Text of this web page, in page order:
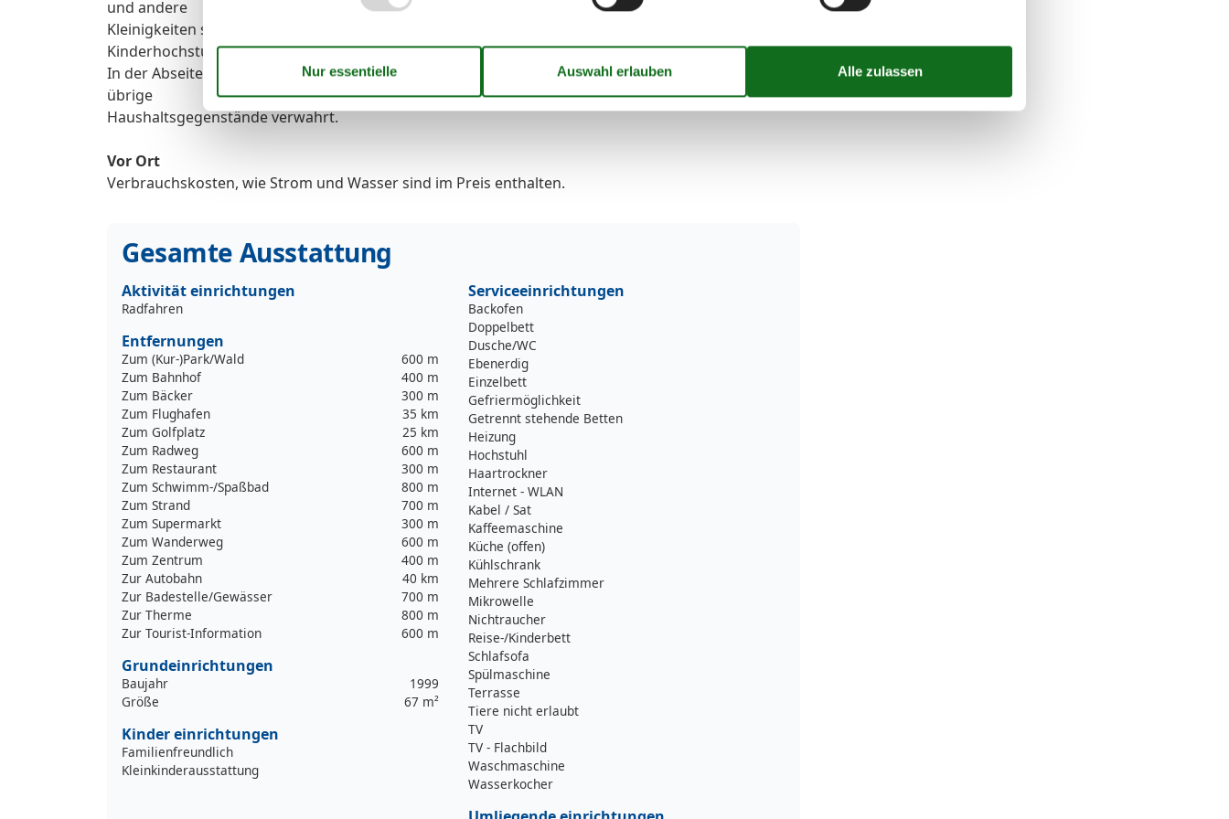
und andere
Kleinigkeiten sowie eine Garderobe und Kleiderhaken für Kinder. In dieser Nische steht auch der
Kinderhochstuhl.
In der Abseite hinter dem Vorhang werden Stühle und Liegen, sowie Reinigungsmaterialien und
übrige
Haushaltsgegenstände verwahrt.
Vor Ort
Verbrauchskosten, wie Strom und Wasser sind im Preis enthalten.
Gesamte Ausstattung
Aktivität einrichtungen
Radfahren
Entfernungen
Zum (Kur-)Park/Wald
600 m
Zum Bahnhof
400 m
Zum Bäcker
300 m
Zum Flughafen
35 km
Zum Golfplatz
25 km
Zum Radweg
600 m
Zum Restaurant
300 m
Zum Schwimm-/Spaßbad
800 m
Zum Strand
700 m
Zum Supermarkt
300 m
Zum Wanderweg
600 m
Zum Zentrum
400 m
Zur Autobahn
40 km
Zur Badestelle/Gewässer
700 m
Zur Therme
800 m
Zur Tourist-Information
600 m
Grundeinrichtungen
Baujahr
1999
Größe
67 m²
Kinder einrichtungen
Familienfreundlich
Kleinkinderausstattung
Serviceeinrichtungen
Backofen
Doppelbett
Dusche/WC
Ebenerdig
Einzelbett
Gefriermöglichkeit
Getrennt stehende Betten
Heizung
Hochstuhl
Haartrockner
Internet - WLAN
Kabel / Sat
Kaffeemaschine
Küche (offen)
Kühlschrank
Mehrere Schlafzimmer
Mikrowelle
Nichtraucher
Reise-/Kinderbett
Schlafsofa
Spülmaschine
Terrasse
Tiere nicht erlaubt
TV
TV - Flachbild
Waschmaschine
Wasserkocher